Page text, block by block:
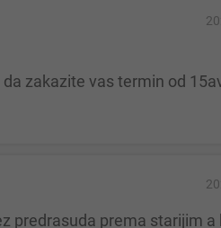
da zakazite vas termin od